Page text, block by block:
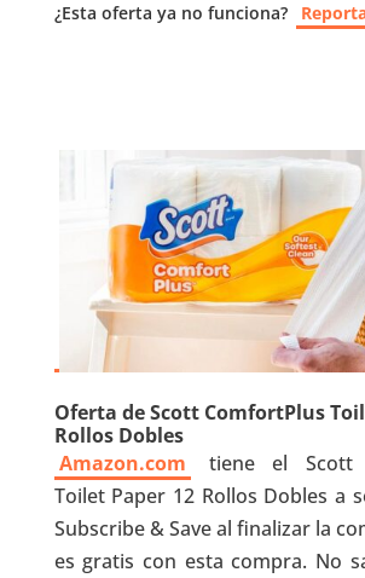
¿Esta oferta ya no funciona?
Oferta de Scott ComfortPlus
Rollos Dobles
Amazon.com
tiene el Scott
Toilet Paper 12 Rollos Dobles a
Subscribe & Save al finalizar la
es gratis con esta compra. No